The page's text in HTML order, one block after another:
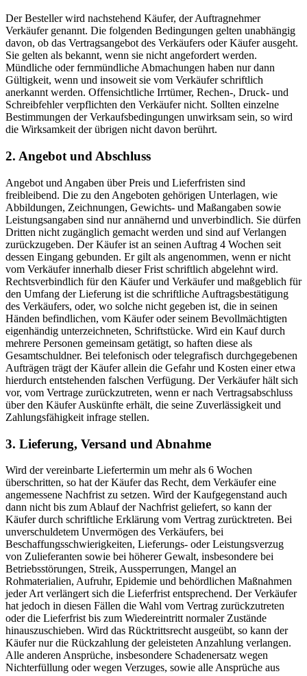
Der Besteller wird nachstehend Käufer, der Auftragnehmer
Verkäufer genannt. Die folgenden Bedingungen gelten unabhängig
davon, ob das Vertragsangebot des Verkäufers oder Käufer ausgeht.
Sie gelten als bekannt, wenn sie nicht angefordert werden.
Mündliche oder fernmündliche Abmachungen haben nur dann
Gültigkeit, wenn und insoweit sie vom Verkäufer schriftlich
anerkannt werden. Offensichtliche Irrtümer, Rechen-, Druck- und
Schreibfehler verpflichten den Verkäufer nicht. Sollten einzelne
Bestimmungen der Verkaufsbedingungen unwirksam sein, so wird
die Wirksamkeit der übrigen nicht davon berührt.
2. Angebot und Abschluss
Angebot und Angaben über Preis und Lieferfristen sind
freibleibend. Die zu den Angeboten gehörigen Unterlagen, wie
Abbildungen, Zeichnungen, Gewichts- und Maßangaben sowie
Leistungsangaben sind nur annähernd und unverbindlich. Sie dürfen
Dritten nicht zugänglich gemacht werden und sind auf Verlangen
zurückzugeben. Der Käufer ist an seinen Auftrag 4 Wochen seit
dessen Eingang gebunden. Er gilt als angenommen, wenn er nicht
vom Verkäufer innerhalb dieser Frist schriftlich abgelehnt wird.
Rechtsverbindlich für den Käufer und Verkäufer und maßgeblich für
den Umfang der Lieferung ist die schriftliche Auftragsbestätigung
des Verkäufers, oder, wo solche nicht gegeben ist, die in seinen
Händen befindlichen, vom Käufer oder seinem Bevollmächtigten
eigenhändig unterzeichneten, Schriftstücke. Wird ein Kauf durch
mehrere Personen gemeinsam getätigt, so haften diese als
Gesamtschuldner. Bei telefonisch oder telegrafisch durchgegebenen
Aufträgen trägt der Käufer allein die Gefahr und Kosten einer etwa
hierdurch entstehenden falschen Verfügung. Der Verkäufer hält sich
vor, vom Vertrage zurückzutreten, wenn er nach Vertragsabschluss
über den Käufer Auskünfte erhält, die seine Zuverlässigkeit und
Zahlungsfähigkeit infrage stellen.
3. Lieferung, Versand und Abnahme
Wird der vereinbarte Liefertermin um mehr als 6 Wochen
überschritten, so hat der Käufer das Recht, dem Verkäufer eine
angemessene Nachfrist zu setzen. Wird der Kaufgegenstand auch
dann nicht bis zum Ablauf der Nachfrist geliefert, so kann der
Käufer durch schriftliche Erklärung vom Vertrag zurücktreten. Bei
unverschuldetem Unvermögen des Verkäufers, bei
Beschaffungsschwierigkeiten, Lieferungs- oder Leistungsverzug
von Zulieferanten sowie bei höherer Gewalt, insbesondere bei
Betriebsstörungen, Streik, Aussperrungen, Mangel an
Rohmaterialien, Aufruhr, Epidemie und behördlichen Maßnahmen
jeder Art verlängert sich die Lieferfrist entsprechend. Der Verkäufer
hat jedoch in diesen Fällen die Wahl vom Vertrag zurückzutreten
oder die Lieferfrist bis zum Wiedereintritt normaler Zustände
hinauszuschieben. Wird das Rücktrittsrecht ausgeübt, so kann der
Käufer nur die Rückzahlung der geleisteten Anzahlung verlangen.
Alle anderen Ansprüche, insbesondere Schadenersatz wegen
Nichterfüllung oder wegen Verzuges, sowie alle Ansprüche aus